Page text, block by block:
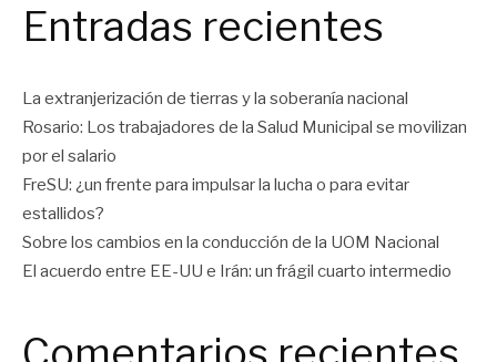
Entradas recientes
La extranjerización de tierras y la soberanía nacional
Rosario: Los trabajadores de la Salud Municipal se movilizan
por el salario
FreSU: ¿un frente para impulsar la lucha o para evitar
estallidos?
Sobre los cambios en la conducción de la UOM Nacional
El acuerdo entre EE-UU e Irán: un frágil cuarto intermedio